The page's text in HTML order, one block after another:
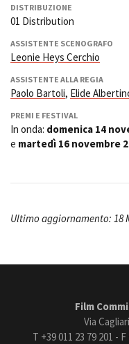
DISTRIBUZIONE
01 Distribution
ASSISTENTE SCENOGRAFO
Leonie Heys Cerchio
ASSISTENTE ALLA REGIA
Paolo Bartoli, Elide
PREMI E FESTIVAL
In onda: domenica 14
e martedì 16 novembre
Ultimo aggiornamento: 18
Film
Via
T +39 011 23 79 201 -